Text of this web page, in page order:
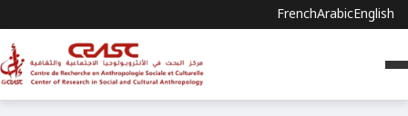
FrenchArabicEnglish